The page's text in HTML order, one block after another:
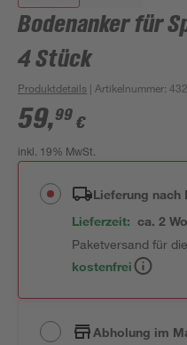
Bodenanker für
4 Stück
Produktdetails | Artikelnummer:
59,99 €
inkl. 19% MwSt.
Lieferung nach
Lieferzeit: ca. 2
Paketversand für
kostenfrei
Abholung im